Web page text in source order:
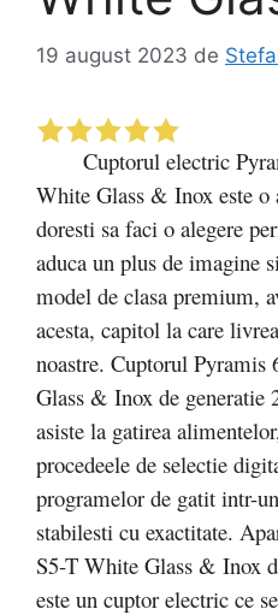
19 august 2023 de
Cuptorul electric
White Glass & Inox este o
doresti sa faci o alegere
aduca un plus de imagine
model de clasa premium,
acesta, capitol la care
noastre. Cuptorul
Glass & Inox de generatie
asiste la gatirea
procedeele de selectie
programelor de gatit intr-
stabilesti cu exactitate.
S5-T White Glass & Inox
este un cuptor electric ce